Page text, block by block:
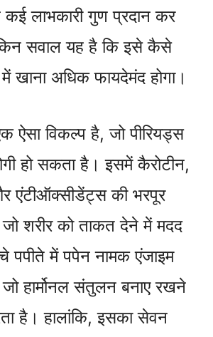
लाभकारी गुण प्रदान कर
सवाल यह है कि इसे कैसे
अधिक फायदेमंद होगा।
ऐसा विकल्प है, जो पीरियड्स
हो सकता है। इसमें कैरोटीन,
एंटीऑक्सीडेंट्स की भरपूर
जो शरीर को ताकत देने में मदद
पपीते में पपेन नामक एंजाइम
जो हार्मोनल संतुलन बनाए रखने
है। हालांकि, इसका सेवन